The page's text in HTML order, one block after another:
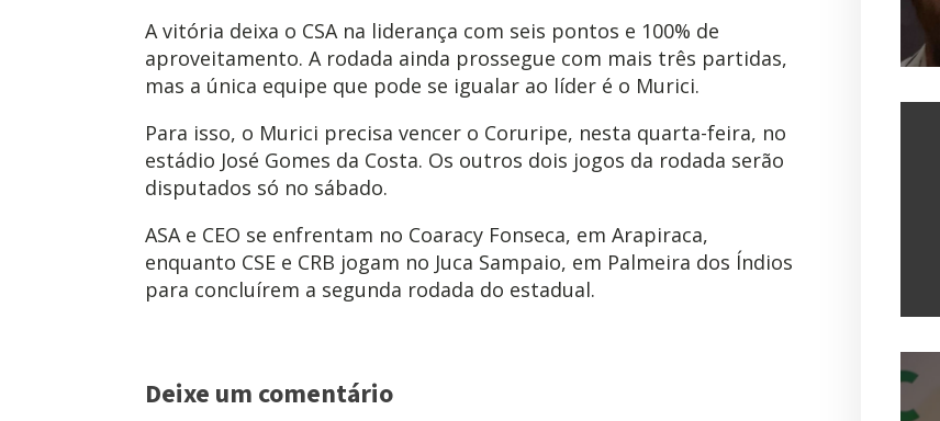
A vitória deixa o CSA na liderança com seis pontos e 100% de
aproveitamento. A rodada ainda prossegue com mais três partidas,
mas a única equipe que pode se igualar ao líder é o Murici.
Para isso, o Murici precisa vencer o Coruripe, nesta quarta-feira, no
estádio José Gomes da Costa. Os outros dois jogos da rodada serão
disputados só no sábado.
ASA e CEO se enfrentam no Coaracy Fonseca, em Arapiraca,
enquanto CSE e CRB jogam no Juca Sampaio, em Palmeira dos Índios
para concluírem a segunda rodada do estadual.
Deixe um comentário